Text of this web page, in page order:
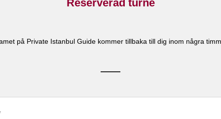
Reserverad turné
på Private Istanbul Guide kommer tillbaka till dig inom några